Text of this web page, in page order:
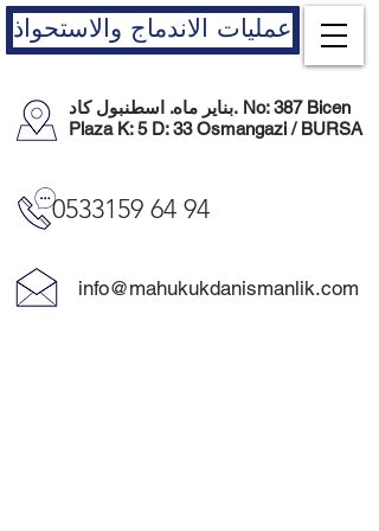
عمليات الاندماج والاستحواذ
بناير ماه. اسطنبول كاد. No: 387 Bicen
Plaza K: 5 D: 33 Osmangazi / BURSA
0533159 64 94
info@mahukukdanismanlik.com